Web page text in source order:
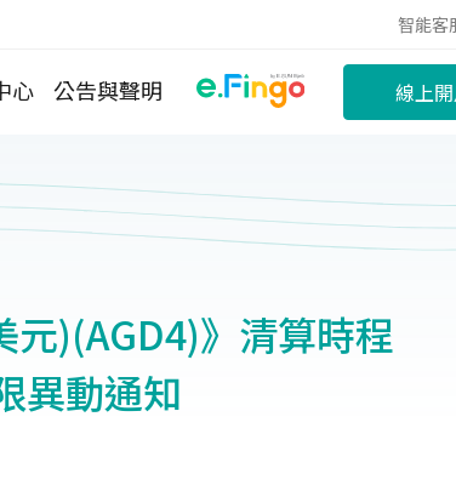
智能客
心 公告與聲明 線上
)(AGD4)》清算時程
異動通知